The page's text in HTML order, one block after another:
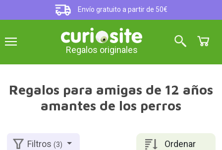
Envío gratuito a partir de 50€
Regalos originales
Regalos para amigas de 12 años
amantes de los perros
Ordenar
Filtros(3)